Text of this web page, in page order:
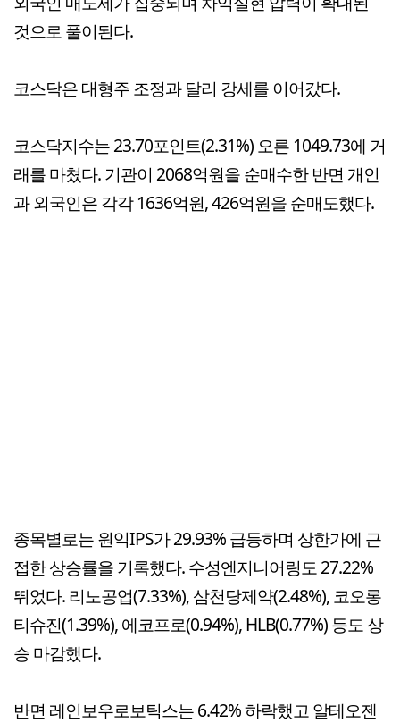
것으로 풀이된다.
코스닥은 대형주 조정과 달리 강세를 이어갔다.
코스닥지수는 23.70포인트(2.31%) 오른 1049.73에 거
래를 마쳤다. 기관이 2068억원을 순매수한 반면 개인
과 외국인은 각각 1636억원, 426억원을 순매도했다.
종목별로는 원익IPS가 29.93% 급등하며 상한가에 근
접한 상승률을 기록했다. 수성엔지니어링도 27.22%
뛰었다. 리노공업(7.33%), 삼천당제약(2.48%), 코오롱
티슈진(1.39%), 에코프로(0.94%), HLB(0.77%) 등도 상
승 마감했다.
반면 레인보우로보틱스는 6.42% 하락했고 알테오젠